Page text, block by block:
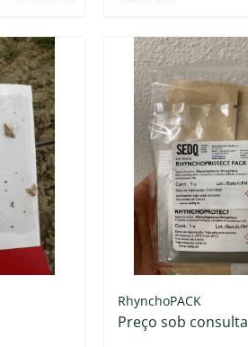
RhynchoPACK
Preço sob consulta